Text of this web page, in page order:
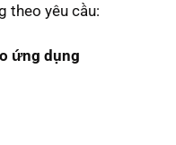
theo yêu cầu:
ứng dụng